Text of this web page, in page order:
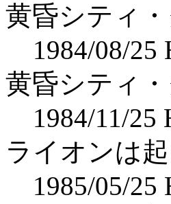
黄昏シティ
1984/08/25
黄昏シティ
1984/11/25
ライオンは
1985/05/25